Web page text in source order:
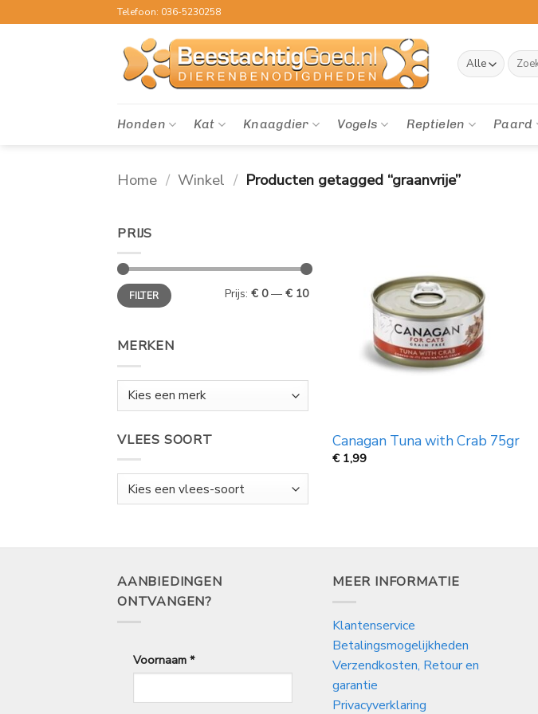
naar
Telefoon: 036-5230258
Zoeken
naar:
Honden Kat Knaagdier Vogels Reptielen Paard
Home / Winkel / Producten getagged “graanvrije”
PRIJS
Min.
prijs
Max.
prijsFILTER Prijs: € 0— € 10
MERKEN
VLEES SOORT Canagan Tuna with Crab 75gr
€ 1,99
AANBIEDINGEN
ONTVANGEN?
Voornaam *
MEER INFORMATIE
Klantenservice
Betalingsmogelijkheden
Verzendkosten, Retour en
garantie
Privacyverklaring